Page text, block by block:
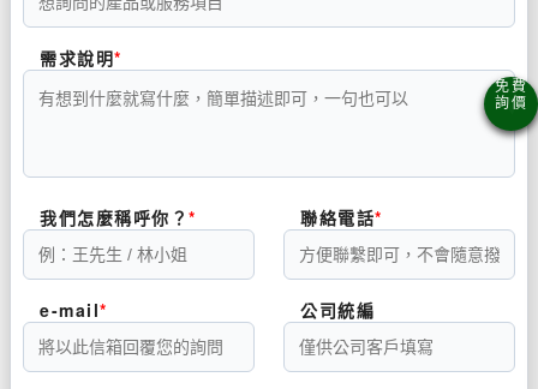
需求說明
我們怎麼稱呼你？ 聯絡電話
e-mail 公司統編